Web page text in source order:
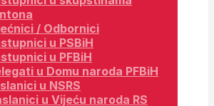
/ Odbornici
u PSBiH
u PFBiH
u Domu naroda PFBiH
u NSRS
u Vijeću naroda RS